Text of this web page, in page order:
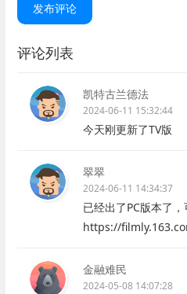
发布评论
评论列表
凯特古兰德法
2024-06-11 15:32:44
今天刚更新了TV版
翠翠
2024-06-11 14:34:37
已经出了PC版本了
https://
金融难民
2024-05-08 14:07:28